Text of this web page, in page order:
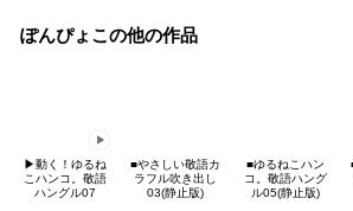
ぽんぴょこの他の作品
▶︎動く！ゆるね
こハンコ。敬語
ハングル07
■やさしい敬語カ
ラフル吹き出し
03(静止版)
■ゆるねこハン
コ。敬語ハング
ル05(静止版)